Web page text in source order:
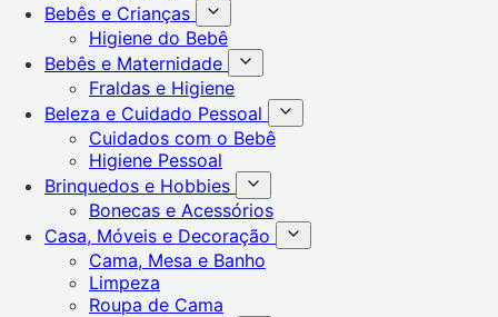
Bebês e Crianças
Higiene do Bebê
Bebês e Maternidade
Fraldas e Higiene
Beleza e Cuidado Pessoal
Cuidados com o Bebê
Higiene Pessoal
Brinquedos e Hobbies
Bonecas e Acessórios
Casa, Móveis e Decoração
Cama, Mesa e Banho
Limpeza
Roupa de Cama